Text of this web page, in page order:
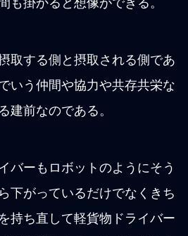
も掛かると想像ができる。
取する側と摂取される側であ
いう仲間や協力や共存共栄な
建前なのである。
バーもロボットのようにそう
下がっているだけでなくきち
持ち直して軽貨物ドライバー